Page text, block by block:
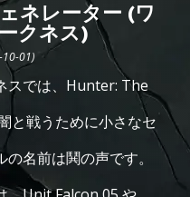
ネレーター (ワ
クネス)
10-01)
スでは、Hunter: The
と戦うために小さなセ
名前は鬨の声です。